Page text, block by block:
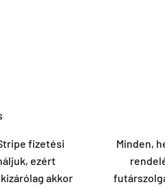
fizetési
ezért
akkor
Minden,